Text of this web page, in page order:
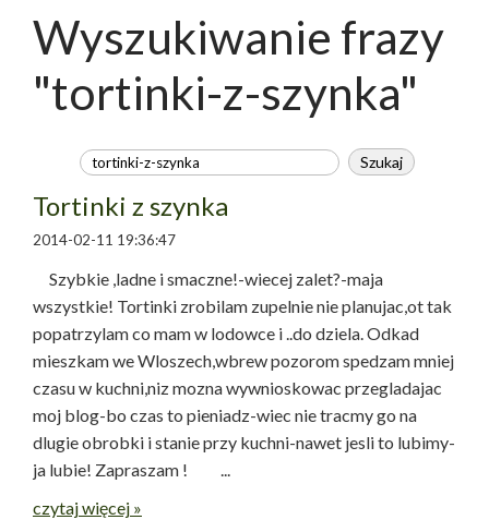
Wyszukiwanie frazy
"tortinki-z-szynka"
Tortinki z szynka
2014-02-11 19:36:47
Szybkie ,ladne i smaczne!-wiecej zalet?-maja
wszystkie! Tortinki zrobilam zupelnie nie planujac,ot tak
popatrzylam co mam w lodowce i ..do dziela. Odkad
mieszkam we Wloszech,wbrew pozorom spedzam mniej
czasu w kuchni,niz mozna wywnioskowac przegladajac
moj blog-bo czas to pieniadz-wiec nie tracmy go na
dlugie obrobki i stanie przy kuchni-nawet jesli to lubimy-
ja lubie! Zapraszam ! ...
czytaj więcej »